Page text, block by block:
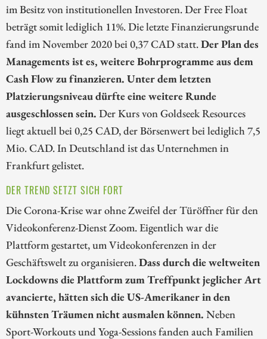
im Besitz von institutionellen Investoren. Der Free Float
beträgt somit lediglich 11%. Die letzte Finanzierungsrunde
fand im November 2020 bei 0,37 CAD statt.Der Plan des
Managements ist es, weitere Bohrprogramme aus dem
Cash Flow zu finanzieren. Unter dem letzten
Platzierungsniveau dürfte eine weitere Runde
ausgeschlossen sein. Der Kurs von Goldseek Resources
liegt aktuell bei 0,25 CAD, der Börsenwert bei lediglich 7,5
Mio. CAD. In Deutschland ist das Unternehmen in
Frankfurt gelistet.
DER TREND SETZT SICH FORT
Die Corona-Krise war ohne Zweifel der Türöffner für den
Videokonferenz-Dienst Zoom. Eigentlich war die
Plattform gestartet, um Videokonferenzen in der
Geschäftswelt zu organisieren.Dass durch die weltweiten
Lockdowns die Plattform zum Treffpunkt jeglicher Art
avancierte, hätten sich die US-Amerikaner in den
kühnsten Träumen nicht ausmalen können. Neben
Sport-Workouts und Yoga-Sessions fanden auch Familien